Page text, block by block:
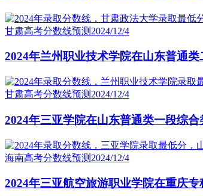
甘肃高考分数线预测 2024/12/4
2024年兰州职业技术学院在山东普通
甘肃高考分数线预测 2024/12/4
2024年三亚学院在山东普通类一段综
海南高考分数线预测 2024/12/4
2024年三亚航空旅游职业学院在重庆